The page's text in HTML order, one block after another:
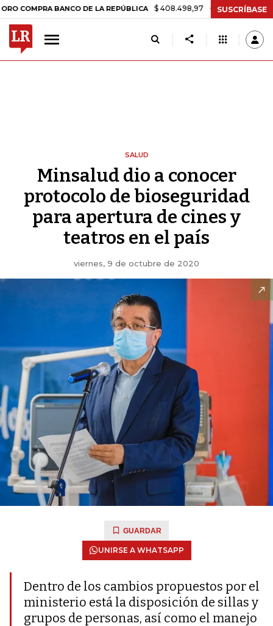
BANCO DE LA REPÚBLICA $ 408.498,97 +$ 8.753,81 +2,19%
SUSCRÍBASE
SALUD
Minsalud dio a conocer
protocolo de bioseguridad
para apertura de cines y
teatros en el país
viernes, 9 de octubre de 2020
GUARDAR
UNIRSE A WHATSAPP
Dentro de los cambios propuestos por el
ministerio está la disposición de sillas y
grupos de personas, así como el manejo